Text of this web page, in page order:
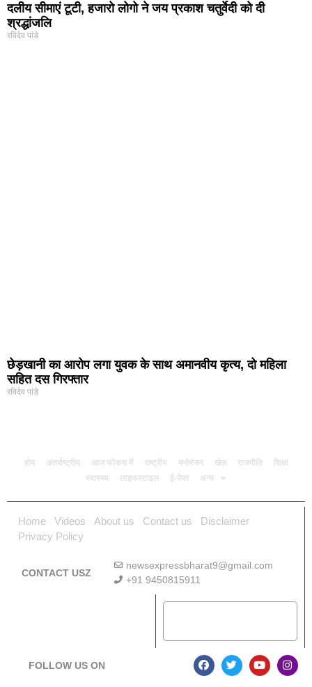
दलीय सीमाएं टूटी, हजारो लोगो ने जय प्रकाश चतुर्वेदी को दी
श्रद्धांजलि
रविदेव पांडे
छेड़खानी का आरोप लगा युवक के साथ अमानवीय कृत्य, दो महिला
सहित दस गिरफ्तार
रविदेव पांडे
होम अंतर्राष्ट्रीय आज फोकस में राष्ट्रीय मनोरंजन खेल राजनीति
शिक्षा
स्वास्थ्य
लाइफस्टाइल ई-पेपर अन्य
Home Videos About us Contact us
Disclaimer
Privacy Policy
CONTACT USZ
newsexpressbharat9@gmail.com
+91 9450815911
FOLLOW US ON